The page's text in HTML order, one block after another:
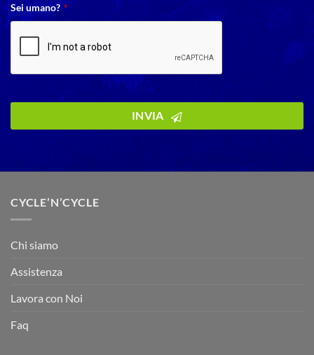
Sei umano? *
INVIA
CYCLE’N’CYCLE
Chi siamo
Assistenza
Lavora con Noi
Faq